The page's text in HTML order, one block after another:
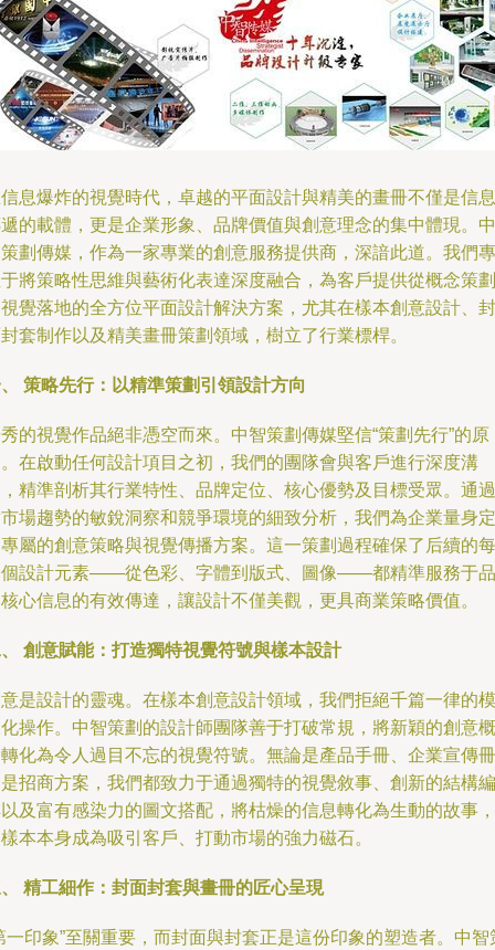
息爆炸的視覺時代，卓越的平面設計與精美的畫冊不僅是信息
的載體，更是企業形象、品牌價值與創意理念的集中體現。中
劃傳媒，作為一家專業的創意服務提供商，深諳此道。我們專
將策略性思維與藝術化表達深度融合，為客戶提供從概念策劃
覺落地的全方位平面設計解決方案，尤其在樣本創意設計、封
套制作以及精美畫冊策劃領域，樹立了行業標桿。
策略先行：以精準策劃引領設計方向
的視覺作品絕非憑空而來。中智策劃傳媒堅信“策劃先行”的原
在啟動任何設計項目之初，我們的團隊會與客戶進行深度溝
精準剖析其行業特性、品牌定位、核心優勢及目標受眾。通過
場趨勢的敏銳洞察和競爭環境的細致分析，我們為企業量身定
屬的創意策略與視覺傳播方案。這一策劃過程確保了后續的每
設計元素——從色彩、字體到版式、圖像——都精準服務于品
心信息的有效傳達，讓設計不僅美觀，更具商業策略價值。
創意賦能：打造獨特視覺符號與樣本設計
是設計的靈魂。在樣本創意設計領域，我們拒絕千篇一律的模
操作。中智策劃的設計師團隊善于打破常規，將新穎的創意概
化為令人過目不忘的視覺符號。無論是產品手冊、企業宣傳冊
招商方案，我們都致力于通過獨特的視覺敘事、創新的結構編
及富有感染力的圖文搭配，將枯燥的信息轉化為生動的故事，
本本身成為吸引客戶、打動市場的強力磁石。
精工細作：封面封套與畫冊的匠心呈現
一印象”至關重要，而封面與封套正是這份印象的塑造者。中智